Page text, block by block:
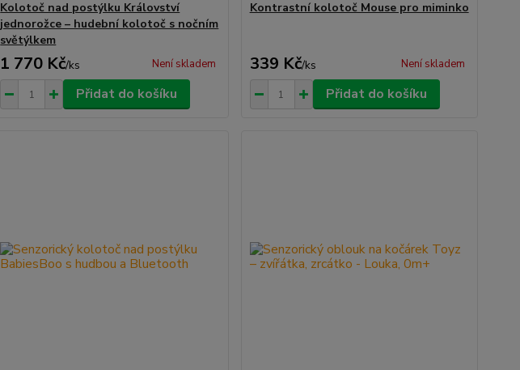
Kolotoč nad postýlku Království
jednorožce – hudební kolotoč s nočním
světýlkem
1 770 Kč/ks Není skladem
Přidat do košíku
Kontrastní kolotoč Mouse pro miminko
339 Kč/ks Není skladem
Přidat do košíku